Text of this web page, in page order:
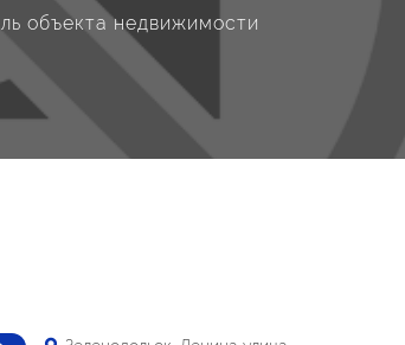
объекта недвижимости